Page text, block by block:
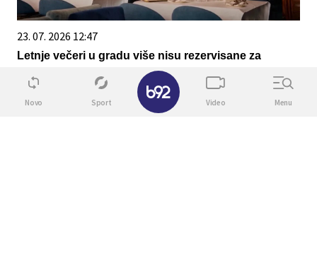
23. 07. 2026 12:47
Letnje večeri u gradu više nisu rezervisane za
vikend: Zašto sve više ljudi bira večeru koja se
spontano pretvori u druženje
Novo Sport Video Menu
✕